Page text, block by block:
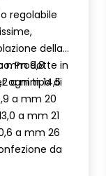
regolabile
della
Prodotte in
ogni tipo di
mm 9,8
a mm 14,5
a mm 20
a mm 21
a mm 26
da